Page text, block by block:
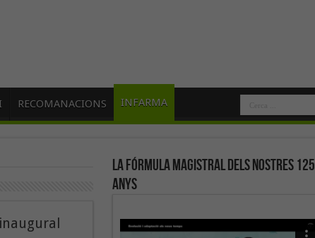
RECOMANACIONS INFARMA
La fórmula magistral dels nostres 125
anys